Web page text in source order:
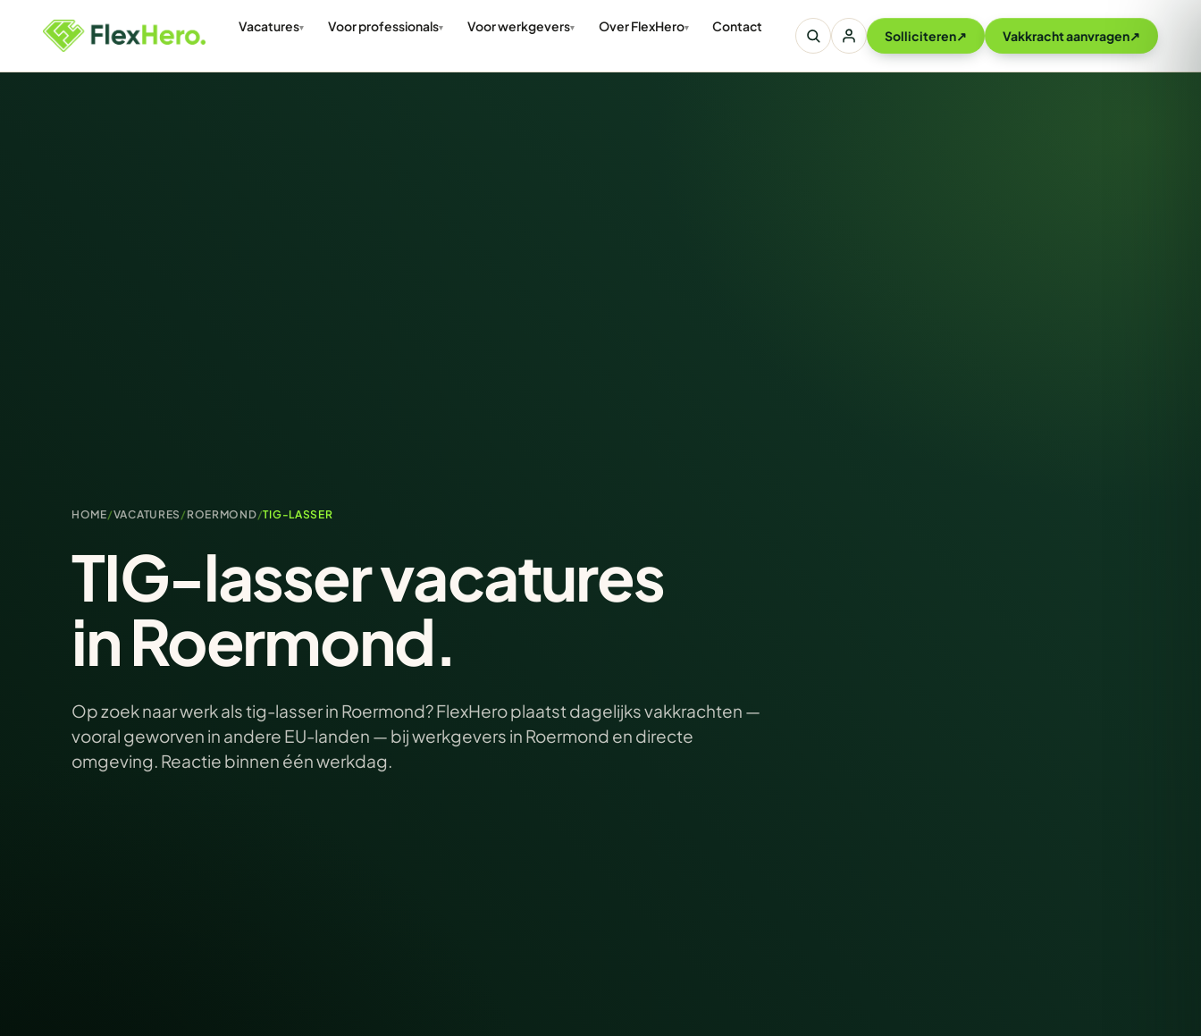
Vacatures Voor professionals Voor werkgevers Over FlexHero Contact
Solliciteren↗ Vakkracht aanvragen↗
HOME/VACATURES / ROERMOND/TIG-LASSER
TIG-lasser vacatures
in Roermond.
Op zoek naar werk als tig-lasser in Roermond? FlexHero plaatst dagelijks vakkrachten —
vooral geworven in andere EU-landen — bij werkgevers in Roermond en directe
omgeving. Reactie binnen één werkdag.